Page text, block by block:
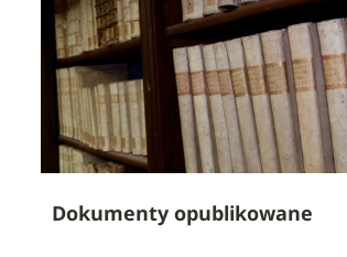
Dokumenty opublikowane